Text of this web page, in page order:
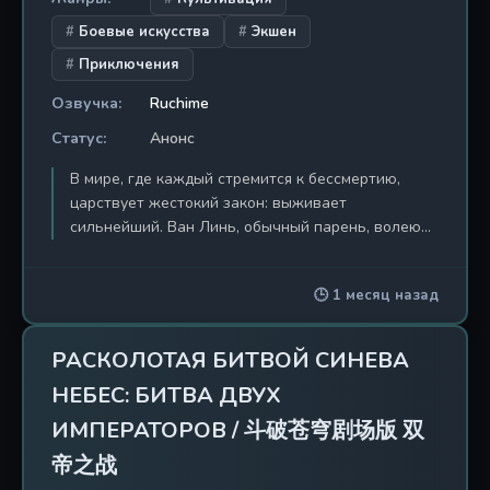
Боевые искусства
Экшен
Приключения
Озвучка:
Ruchime
Статус:
Анонс
В мире, где каждый стремится к бессмертию,
царствует жестокий закон: выживает
сильнейший. Ван Линь, обычный парень, волею
— это не просто восхождение по лестнице
культивации, это бескомпромиссная война
против самой сути мироздания. Действие фильма
разворачивается в легендарной Громовой
Обители Бессмертных, где время течёт иначе, а
каждый шаг может стать последним. Ван Линь
сталкивается с заклятым врагом, который
преследует его с неумолимостью рока. Это
🕒 1 месяц назад
РАСКОЛОТАЯ БИТВОЙ СИНЕВА
НЕБЕС: БИТВА ДВУХ
ИМПЕРАТОРОВ / 斗破苍穹剧场版 双
帝之战